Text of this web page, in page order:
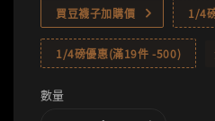
買豆襪子加購價 1/4
1/4磅優惠(滿19件 -500)
數量